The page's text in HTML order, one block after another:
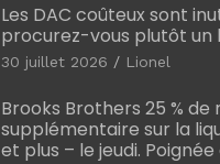
Les DAC coûteux sont
procurez-vous plutôt
30 juillet 2026 Lionel
Brooks Brothers 25 % de
supplémentaire sur la
et plus – le jeudi.